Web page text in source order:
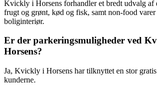
Kvickly i Horsens forhandler et bredt udvalg af
frugt og grønt, kød og fisk, samt non-food
boliginteriør.
Er der parkeringsmuligheder ved
Horsens?
Ja, Kvickly i Horsens har tilknyttet en stor
kunderne.